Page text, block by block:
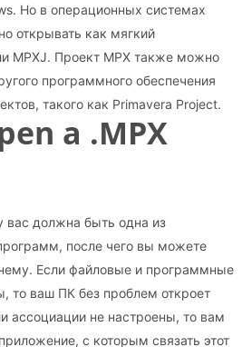
Но в операционных системах
открывать как мягкий
MPXJ. Проект MPX также можно
программного обеспечения
такого как Primavera Project.
a .MPX
вас должна быть одна из
после чего вы можете
Если файловые и программные
то ваш ПК без проблем откроет
ассоциации не настроены, то вам
с которым связать этот